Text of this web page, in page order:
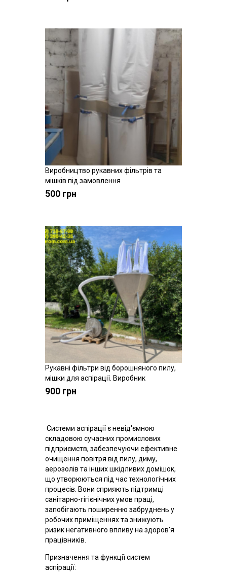
Купити
Виробництво рукавних фільтрів та
мішків під замовлення
500 грн
Купити
Рукавні фільтри від борошняного пилу,
мішки для аспірації. Виробник
900 грн
Системи аспірації є невід'ємною
складовою сучасних промислових
підприємств, забезпечуючи ефективне
очищення повітря від пилу, диму,
аерозолів та інших шкідливих домішок,
що утворюються під час технологічних
процесів. Вони сприяють підтримці
санітарно-гігієнічних умов праці,
запобігають поширенню забруднень у
робочих приміщеннях та знижують
ризик негативного впливу на здоров'я
працівників.
Призначення та функції систем
аспірації: